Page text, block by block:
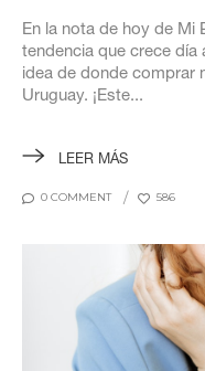
En la nota de hoy de Mi
tendencia que crece día
idea de donde comprar
Uruguay. ¡Este...
LEER MÁS
0 COMMENT 586